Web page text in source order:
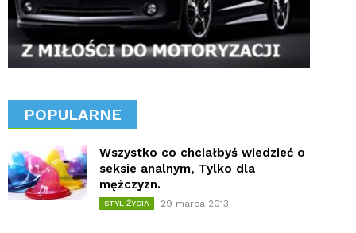
POPULARNE
Wszystko co chciałbyś wiedzieć o
seksie analnym, Tylko dla
mężczyzn.
STYL ŻYCIA 29 marca 2013